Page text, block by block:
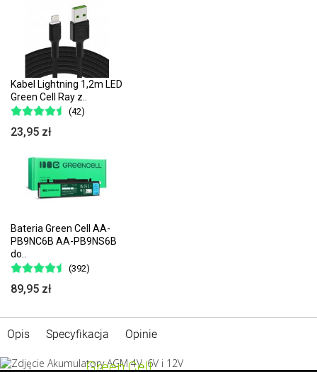
Kabel Lightning 1,2m LED
Green Cell Ray z..
(42)
23,95 zł
Bateria Green Cell AA-
PB9NC6B AA-PB9NS6B
do..
(392)
89,95 zł
Opis Specyfikacja Opinie
Green Cell